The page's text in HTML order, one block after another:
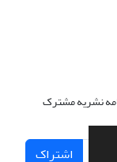
نشریه مشترک
اشتراک